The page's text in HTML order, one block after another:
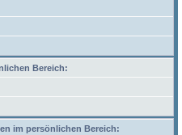
Bereich:
im persönlichen Bereich: